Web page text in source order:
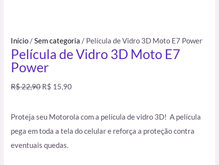
Início /Sem categoria / Película de Vidro 3D Moto E7 Power
Película de Vidro 3D Moto E7
Power
R$22,90 R$ 15,90
Proteja seu Motorola com a película de vidro 3D! A película
pega em toda a tela do celular e reforça a proteção contra
eventuais quedas.